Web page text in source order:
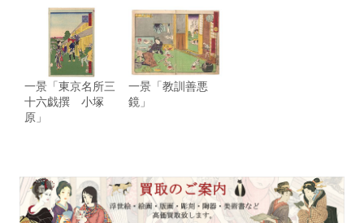
一景「東京名所三
十六戯撰 小塚
原」
一景「教訓善悪
鏡」